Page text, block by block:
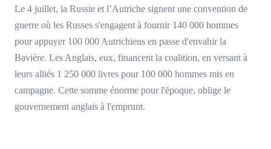
Le 4 juillet, la Russie et l’Autriche signent une convention de
guerre où les Russes s'engagent à fournir 140 000 hommes
pour appuyer 100 000 Autrichiens en passe d'envahir la
Bavière. Les Anglais, eux, financent la coalition, en versant à
leurs alliés 1 250 000 livres pour 100 000 hommes mis en
campagne. Cette somme énorme pour l'époque, oblige le
gouvernement anglais à l'emprunt.